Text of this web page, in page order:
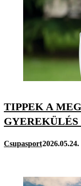
TIPPEK A
Csupasport